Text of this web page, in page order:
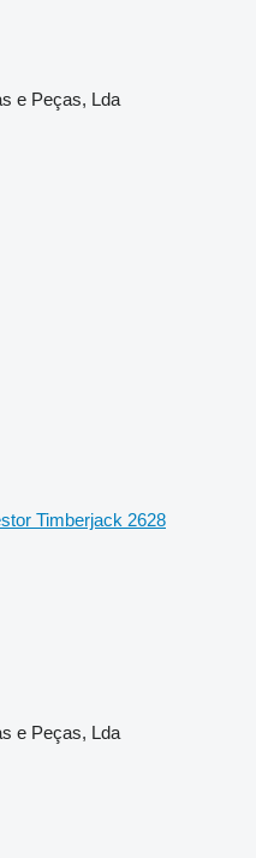
e Peças, Lda
Timberjack 2628
e Peças, Lda